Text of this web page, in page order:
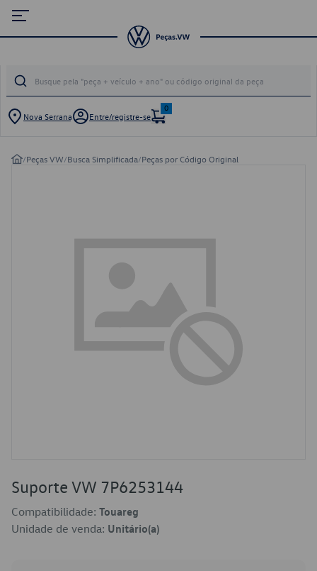
Nova Serrana Entre/registre-se
0
/Peças VW/Busca Simplificada/Peças por Código Original
Suporte VW 7P6253144
Compatibilidade: Touareg
Unidade de venda: Unitário(a)